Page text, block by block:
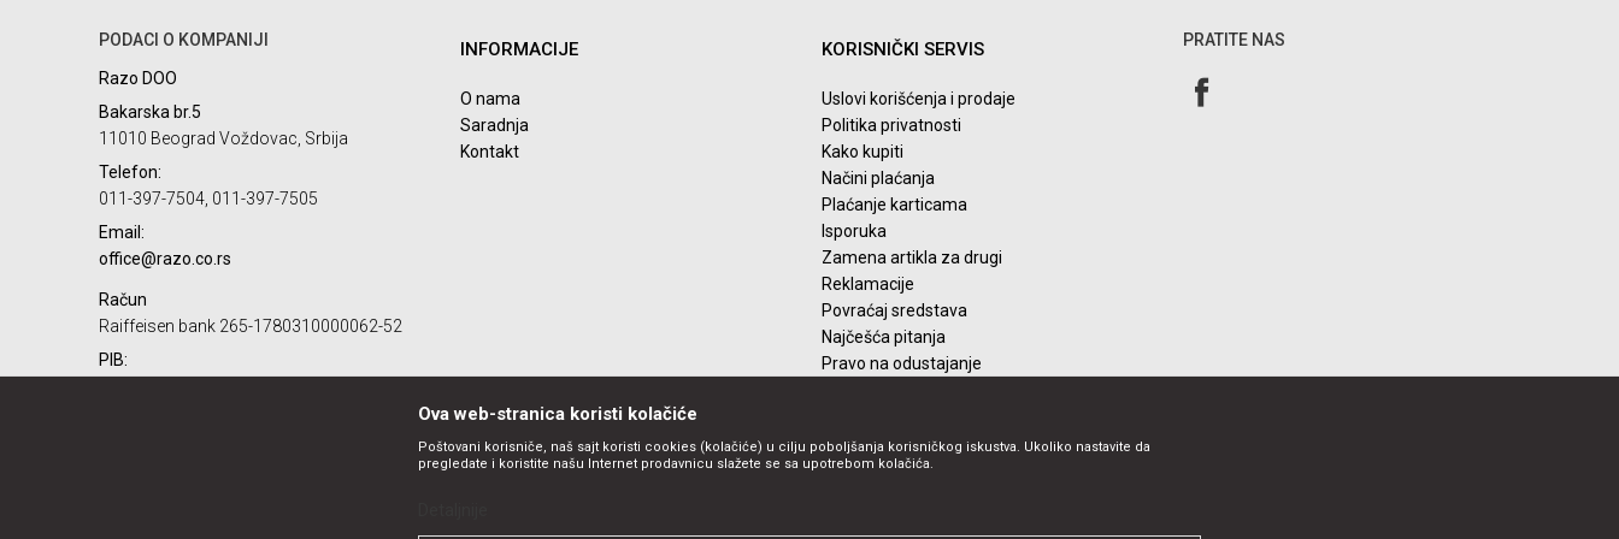
POŠALJI
PODACI O KOMPANIJI
Razo DOO
Bakarska br.5
11010 Beograd Voždovac, Srbija
Telefon:
011-397-7504, 011-397-7505
Email:
office@razo.co.rs
Račun
Raiffeisen bank 265-1780310000062-52
PIB:
INFORMACIJE
O nama
Saradnja
Kontakt
KORISNIČKI SERVIS
Uslovi korišćenja i prodaje
Politika privatnosti
Kako kupiti
Načini plaćanja
Plaćanje karticama
Isporuka
Zamena artikla za drugi
Reklamacije
Povraćaj sredstava
Najčešća pitanja
Pravo na odustajanje
PRATITE NAS
Ova web-stranica koristi kolačiće
Poštovani korisniče, naš sajt koristi cookies (kolačiće) u cilju poboljšanja korisničkog iskustva. Ukoliko nastavite da
pregledate i koristite našu Internet prodavnicu slažete se sa upotrebom kolačića.